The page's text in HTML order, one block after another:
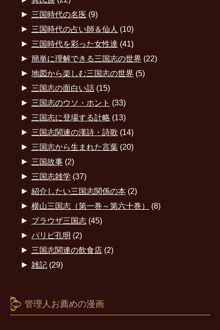
► 三国時代の名医 (9)
► 三国時代の占い師＆仙人 (10)
► 三国時代を彩った女性達 (41)
► 簡単に理解できる三国志の世界 (22)
► 地図から楽しむ三国志の世界 (5)
► 三国志の面白い話(15)
► 三国志のウソ・ホント (33)
► 三国志に登場する計略 (13)
► 三国志関連の漢詩・詩歌 (14)
► 三国志から生まれた言葉(20)
► 三国故事(2)
► 三国志雑学 (37)
► 紹介したい三国志関係の本(2)
► 横山三国志（第一巻～第六十巻） (8)
► ブラウザ三国志(45)
► パリピ孔明 (2)
► 三国志関連の飲食店(2)
► 雑記(29)
管理人お薦めの漫画